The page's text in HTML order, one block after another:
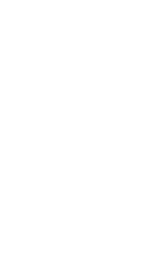
Lage sind,
Fell muss häufig